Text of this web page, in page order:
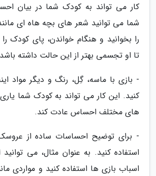
کار می تواند به کودک شما در بیان
شما می توانید شعر های بچه هاه ای
را بخوانید و هنگام خواندن، پای کودک
تا او تجسمی بهتر از این حالت داشته
- بازی با ماسه، گِل، رنگ و دیگر مواد
کنید. این کار می تواند به کودک شما
های مختلف احساس عادت کند.
- برای توضیح احساسات ساده از
استفاده کنید. به عنوان مثال، می
اسباب بازی ها استفاده کنید و مواردی